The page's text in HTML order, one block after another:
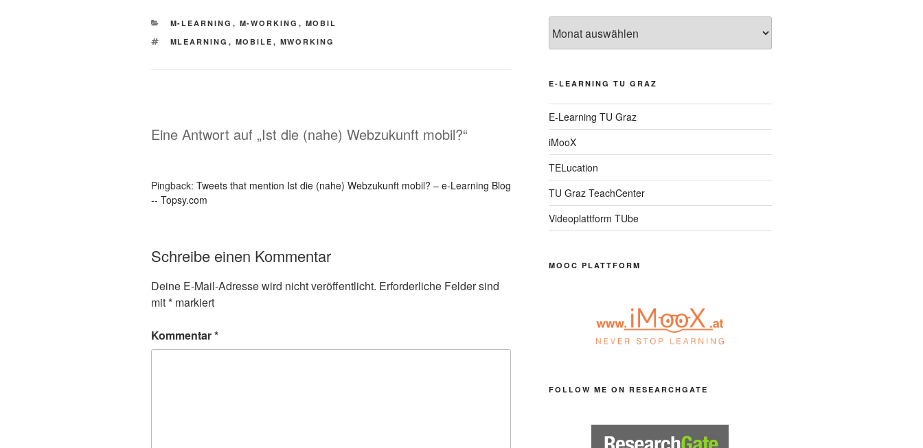
KATEGORIEN
M-LEARNING , M-WORKING , MOBIL
SCHLAGWÖRTER
MLEARNING , MOBILE , MWORKING
Eine Antwort auf „Ist die (nahe) Webzukunft mobil?“
Pingback: Tweets that mention Ist die (nahe) Webzukunft mobil? – e-Learning Blog
-- Topsy.com
Schreibe einen Kommentar
Deine E-Mail-Adresse wird nicht veröffentlicht. Erforderliche Felder sind
mit* markiert
Kommentar*
E-LEARNING TU GRAZ
E-Learning TU Graz
iMooX
TELucation
TU Graz TeachCenter
Videoplattform TUbe
MOOC PLATTFORM
FOLLOW ME ON RESEARCHGATE